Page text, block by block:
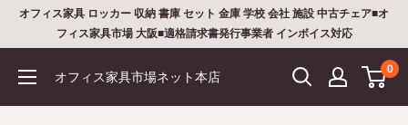
ツ
オフィス家具 ロッカー 収納 書庫 セット 金庫 学校 会社 施設 中古チェア■オ
フィス家具市場 大阪■適格請求書発行事業者 インボイス対応
オフィス家具市場ネット本店
0